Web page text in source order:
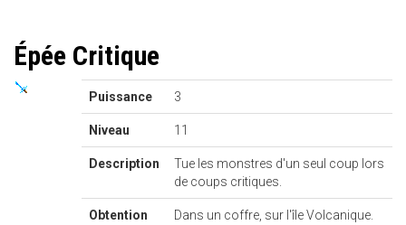
Épée Critique
Puissance 3
Niveau 11
Description
Tue les monstres d'un seul coup lors
de coups critiques.
Obtention
Dans un coffre, sur l'île Volcanique.